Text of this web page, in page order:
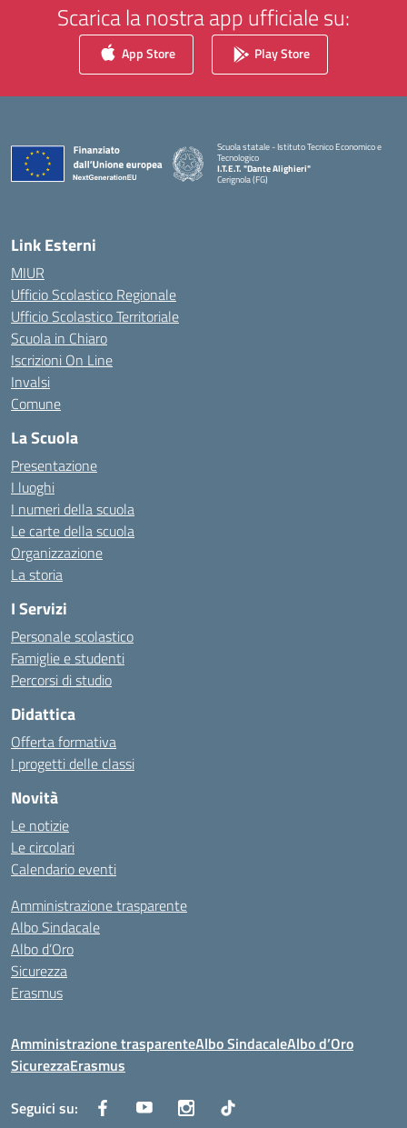
Scarica la nostra app ufficiale su:
App Store Play Store
Scuola statale - Istituto Tecnico Economico e
Tecnologico
I.T.E.T. "Dante Alighieri"
Cerignola (FG)
— Visita la pagina iniziale della scuola
Link Esterni
MIUR
Ufficio Scolastico Regionale
Ufficio Scolastico Territoriale
Scuola in Chiaro
Iscrizioni On Line
Invalsi
Comune
La Scuola
Presentazione
I luoghi
I numeri della scuola
Le carte della scuola
Organizzazione
La storia
I Servizi
Personale scolastico
Famiglie e studenti
Percorsi di studio
Didattica
Offerta formativa
I progetti delle classi
Novità
Le notizie
Le circolari
Calendario eventi
Amministrazione trasparente
Albo Sindacale
Albo d’Oro
Sicurezza
Erasmus
Amministrazione trasparenteAlbo SindacaleAlbo d’Oro
SicurezzaErasmus
Seguici su: